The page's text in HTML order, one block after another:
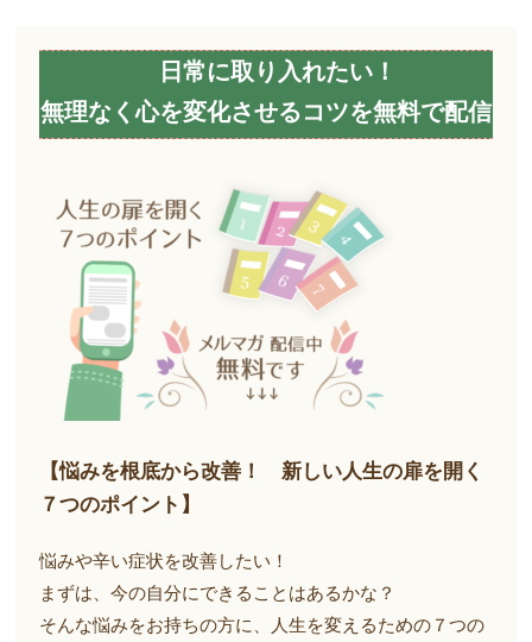
日常に取り入れたい！
無理なく心を変化させるコツを無料で配信
【悩みを根底から改善！ 新しい人生の扉を開く
７つのポイント】
悩みや辛い症状を改善したい！
まずは、今の自分にできることはあるかな？
そんな悩みをお持ちの方に、人生を変えるための７つの